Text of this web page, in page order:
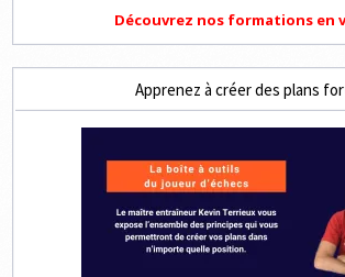
Découvrez nos formations en
Apprenez à créer des plans